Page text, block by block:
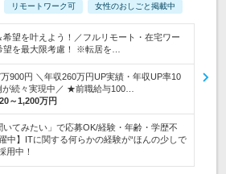
リモートワーク可 女性のおしごと掲載中
希望を叶えよう！／フルリモート・在宅ワー
を最大限考慮！ ※転居を…
900円 ＼年収260万円UP実績・年収UP率10
が続々実現中／ ★前職給与100…
～1,200万円
いてみたい」で応募OK/経験・年齢・学歴不
中】ITに関する何らかの経験が“ほんの少しで
用中！